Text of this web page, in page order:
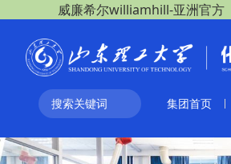
威廉希尔williamhill-亚洲官方
集团首页